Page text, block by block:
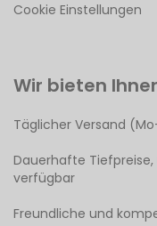
Cookie Einstellungen
Wir bieten
Täglicher Versand
Dauerhafte
verfügbar
Freundliche und